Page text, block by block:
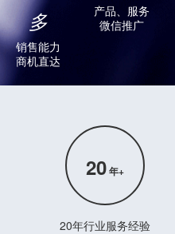
多
销售能力
商机直达
产品、服务
微信推广
20年+
20年行业服务经验